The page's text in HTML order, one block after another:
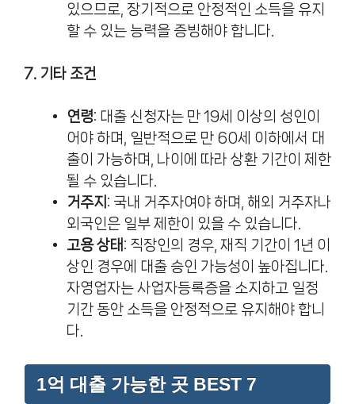
있으므로, 장기적으로 안정적인 소득을 유지
할 수 있는 능력을 증빙해야 합니다.
7. 기타 조건
연령: 대출 신청자는 만 19세 이상의 성인이
어야 하며, 일반적으로 만 60세 이하에서 대
출이 가능하며, 나이에 따라 상환 기간이 제한
될 수 있습니다.
거주지 : 국내 거주자여야 하며, 해외 거주자나
외국인은 일부 제한이 있을 수 있습니다.
고용 상태 : 직장인의 경우, 재직 기간이 1년 이
상인 경우에 대출 승인 가능성이 높아집니다.
자영업자는 사업자등록증을 소지하고 일정
기간 동안 소득을 안정적으로 유지해야 합니
다.
1억 대출 가능한 곳 BEST 7